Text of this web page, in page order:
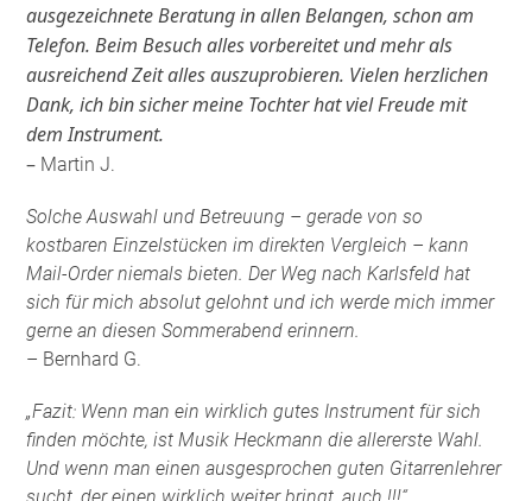
ausgezeichnete Beratung in allen Belangen, schon am
Telefon. Beim Besuch alles vorbereitet und mehr als
ausreichend Zeit alles auszuprobieren. Vielen herzlichen
Dank, ich bin sicher meine Tochter hat viel Freude mit
dem Instrument.
– Martin J.
Solche Auswahl und Betreuung – gerade von so
kostbaren Einzelstücken im direkten Vergleich – kann
Mail-Order niemals bieten. Der Weg nach Karlsfeld hat
sich für mich absolut gelohnt und ich werde mich immer
gerne an diesen Sommerabend erinnern.
– Bernhard G.
„Fazit: Wenn man ein wirklich gutes Instrument für sich
finden möchte, ist Musik Heckmann die allererste Wahl.
Und wenn man einen ausgesprochen guten Gitarrenlehrer